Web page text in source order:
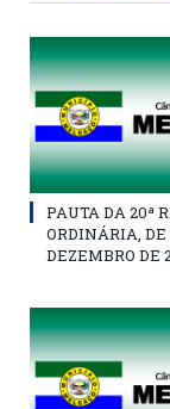
PAUTA DA 20ª
ORDINÁRIA, DE
DEZEMBRO DE